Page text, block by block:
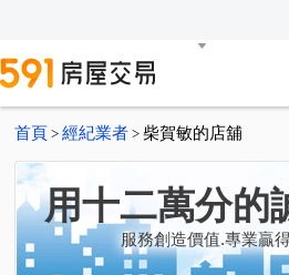
首頁 > 經紀業者 > 柴賀敏的店舖
用十二萬分的
服務創造價值.專業贏